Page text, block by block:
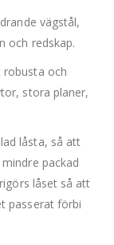
vägstål,
och redskap.
robusta och
stora planer,
låsta, så att
packad
låset så att
passerat förbi